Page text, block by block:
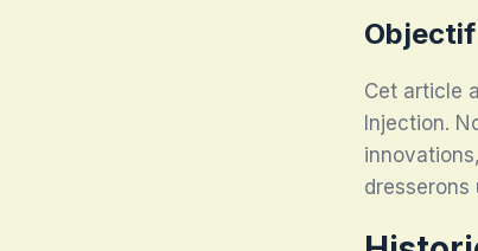
Cet article
Injection.
dresserons